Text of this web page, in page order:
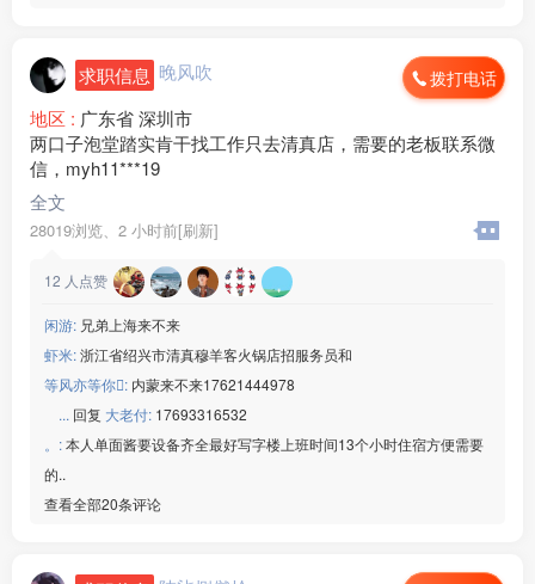
求职信息 晚风吹 拨打电话
地区 : 广东省 深圳市
两口子泡堂踏实肯干找工作只去清真店，需要的老板联系微
信，myh11***19
全文
28019浏览、 2 小时前[刷新]
12 人点赞
闲游: 兄弟上海来不来
虾米:浙江省绍兴市清真穆羊客火锅店招服务员和
等风亦等你: 内蒙来不来17621444978
ㅤㅤ ㅤㅤㅤㅤ ... 回复 大老付: 17693316532
。:本人单面酱要设备齐全最好写字楼上班时间13个小时住宿方便需要
的..
查看全部20条评论